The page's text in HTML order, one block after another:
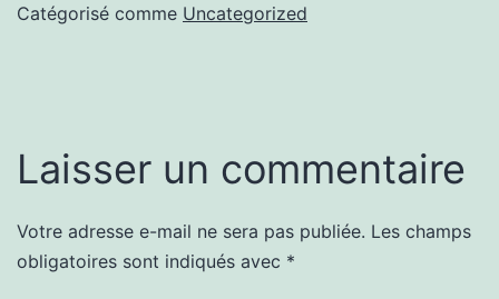
Catégorisé comme Uncategorized
Laisser un commentaire
Votre adresse e-mail ne sera pas publiée. Les champs
obligatoires sont indiqués avec *